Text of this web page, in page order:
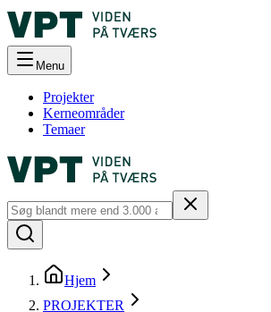
Menu
Projekter
Kerneområder
Temaer
Hjem
PROJEKTER